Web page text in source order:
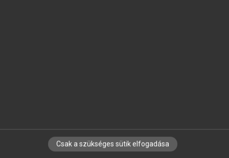
IRATKOZZ FEL HÍRLEVELÜNKRE!
Csak a szükséges sütik elfogadása